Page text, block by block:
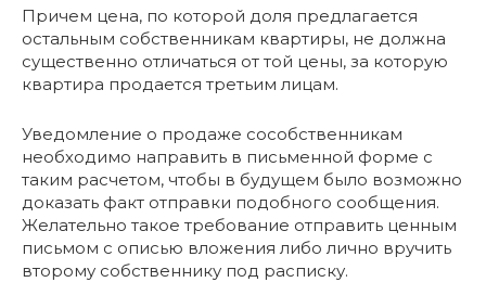
Причем цена, по которой доля предлагается
остальным собственникам квартиры, не должна
существенно отличаться от той цены, за которую
квартира продается третьим лицам.
Уведомление о продаже сособственникам
необходимо направить в письменной форме с
таким расчетом, чтобы в будущем было возможно
доказать факт отправки подобного сообщения.
Желательно такое требование отправить ценным
письмом с описью вложения либо лично вручить
второму собственнику под расписку.